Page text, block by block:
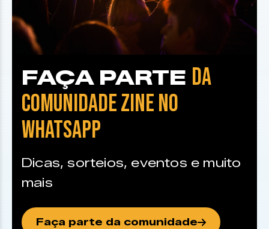
FAÇA PARTE DA
COMUNIDADE ZINE NO
WHATSAPP
Dicas, sorteios, eventos e muito
mais
Faça parte da comunidade